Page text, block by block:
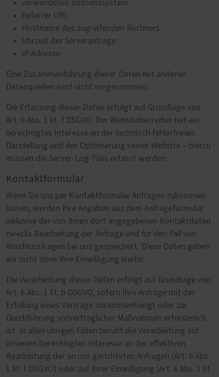
verwendetes Betriebssystem
Referrer URL
Hostname des zugreifenden Rechners
Uhrzeit der Serveranfrage
IP-Adresse
Eine Zusammenführung dieser Daten mit anderen
Datenquellen wird nicht vorgenommen.
Die Erfassung dieser Daten erfolgt auf Grundlage von
Art. 6 Abs. 1 lit. f DSGVO. Der Websitebetreiber hat ein
berechtigtes Interesse an der technisch fehlerfreien
Darstellung und der Optimierung seiner Website – hierzu
müssen die Server-Log-Files erfasst werden.
Kontaktformular
Wenn Sie uns per Kontaktformular Anfragen zukommen
lassen, werden Ihre Angaben aus dem Anfrageformular
inklusive der von Ihnen dort angegebenen Kontaktdaten
zwecks Bearbeitung der Anfrage und für den Fall von
Anschlussfragen bei uns gespeichert. Diese Daten geben
wir nicht ohne Ihre Einwilligung weiter.
Die Verarbeitung dieser Daten erfolgt auf Grundlage von
Art. 6 Abs. 1 lit. b DSGVO, sofern Ihre Anfrage mit der
Erfüllung eines Vertrags zusammenhängt oder zur
Durchführung vorvertraglicher Maßnahmen erforderlich
ist. In allen übrigen Fällen beruht die Verarbeitung auf
unserem berechtigten Interesse an der effektiven
Bearbeitung der an uns gerichteten Anfragen (Art. 6 Abs.
1 lit. f DSGVO) oder auf Ihrer Einwilligung (Art. 6 Abs. 1 lit.